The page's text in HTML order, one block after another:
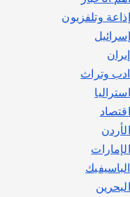
إذاعة وتلفزيون
إسرائيل
إيران
ادب وتراث
استراليا
اقتصاد
الأردن
الإمارات
الباسيفيك
البحرين